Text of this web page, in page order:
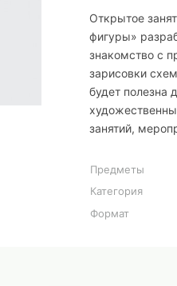
Открытое
фигуры»
знакомство с
зарисовки
будет полезна
занятий,
Предметы
Категория
Формат